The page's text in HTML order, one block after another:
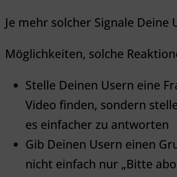
Je mehr solcher Signale
Möglichkeiten, solche
Stelle Deinen Usern eine
Video finden, sondern
es einfacher zu antworten
Gib Deinen Usern einen
nicht einfach nur „Bitte